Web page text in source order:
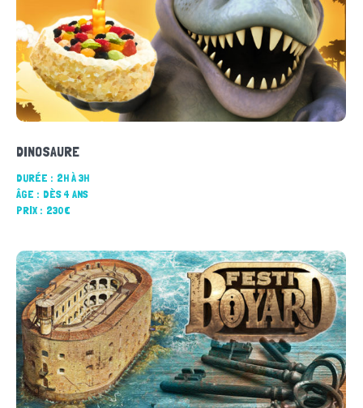
DINOSAURE
DURÉE : 2H À 3H
ÂGE : DÈS 4 ANS
PRIX : 230€